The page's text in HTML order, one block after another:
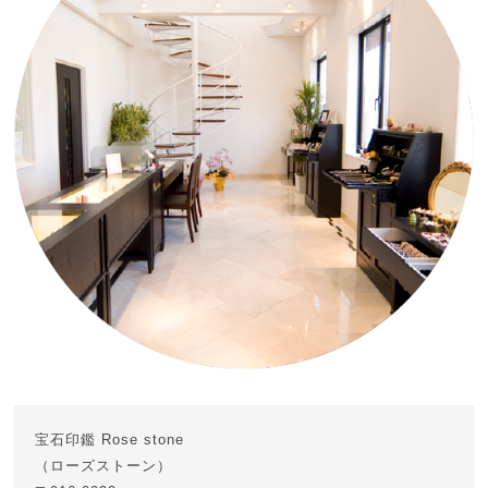
宝石印鑑 Rose stone
（ローズストーン）